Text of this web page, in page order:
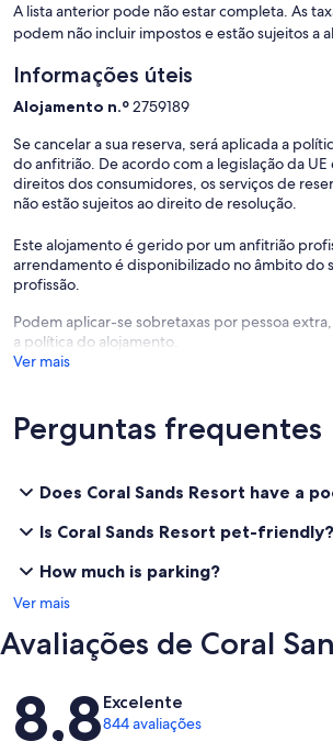
A lista anterior pode não estar completa. As
podem não incluir impostos e estão sujeitos a
Informações úteis
Alojamento n.º2759189
Se cancelar a sua reserva, será aplicada a
do anfitrião. De acordo com a legislação da
direitos dos consumidores, os serviços de
não estão sujeitos ao direito de resolução.
Este alojamento é gerido por um anfitrião
arrendamento é disponibilizado no âmbito do
profissão.
Podem aplicar-se sobretaxas por pessoa
a política do alojamento.
Ver mais
Perguntas frequentes
Does Coral Sands Resort have a
Is Coral Sands Resort pet-friendly?
How much is parking?
Ver mais
Avaliações de Coral
Avaliações
8,8Excelente
844 avaliações